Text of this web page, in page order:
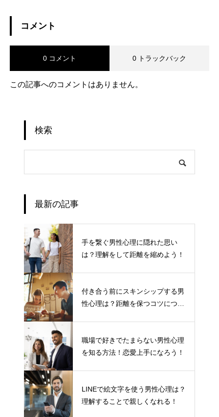
コメント
0 コメント 0 トラックバック
この記事へのコメントはありません。
検索
最新の記事
手を繋ぐ男性心理に隠れた思い
は？理解をして距離を縮めよう！
付き合う前にスキンシップする男
性心理は？距離を保つコツについ
職場で好きでたまらない男性心理
を知る方法！恋愛上手になろう！
LINEで絵文字を使う男性心理は？
理解することで親しくなれる！